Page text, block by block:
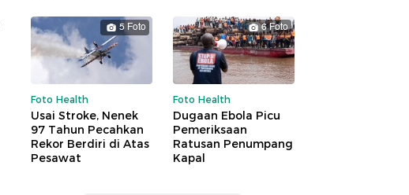
5 Foto
Foto Health
Usai Stroke, Nenek
97 Tahun Pecahkan
Rekor Berdiri di Atas
Pesawat
6 Foto
Foto Health
Dugaan Ebola Picu
Pemeriksaan
Ratusan Penumpang
Kapal